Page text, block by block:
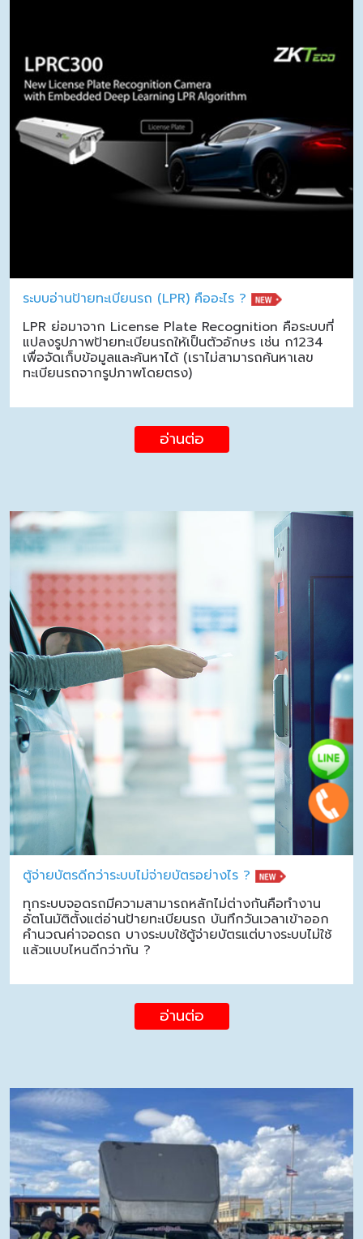
ระบบอ่านป้ายทะเบียนรถ (LPR) คืออะไร ?
LPR ย่อมาจาก License Plate Recognition คือระบบที่
แปลงรูปภาพป้ายทะเบียนรถให้เป็นตัวอักษร เช่น ก1234
เพื่อจัดเก็บข้อมูลและค้นหาได้ (เราไม่สามารถค้นหาเลข
ทะเบียนรถจากรูปภาพโดยตรง)
อ่านต่อ
ตู้จ่ายบัตรดีกว่าระบบไม่จ่ายบัตรอย่างไร ?
ทุกระบบจอดรถมีความสามารถหลักไม่ต่างกันคือทำงาน
อัตโนมัติตั้งแต่อ่านป้ายทะเบียนรถ บันทึกวันเวลาเข้าออก
คำนวณค่าจอดรถ บางระบบใช้ตู้จ่ายบัตรแต่บางระบบไม่ใช้
แล้วแบบไหนดีกว่ากัน ?
อ่านต่อ